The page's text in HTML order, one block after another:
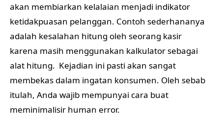
akan membiarkan kelalaian menjadi indikator
ketidakpuasan pelanggan. Contoh sederhananya
adalah kesalahan hitung oleh seorang kasir
karena masih menggunakan kalkulator sebagai
alat hitung. Kejadian ini pasti akan sangat
membekas dalam ingatan konsumen. Oleh sebab
itulah, Anda wajib mempunyai cara buat
meminimalisir human error.